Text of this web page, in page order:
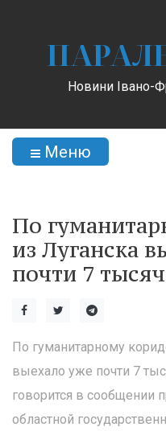
Новини Івано-
Меню
По
из Луганска
почти 7
По гуманитарному
выехало уже почти 7
говорится в сообщении
областной